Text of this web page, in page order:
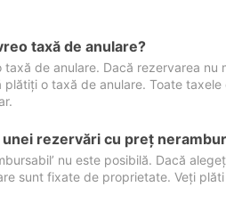
taxă de anulare?
de anulare. Dacă rezervarea nu
o taxă de anulare. Toate
rezervări cu preţ
nu este posibilă. Dacă
sunt fixate de proprietate. Veți